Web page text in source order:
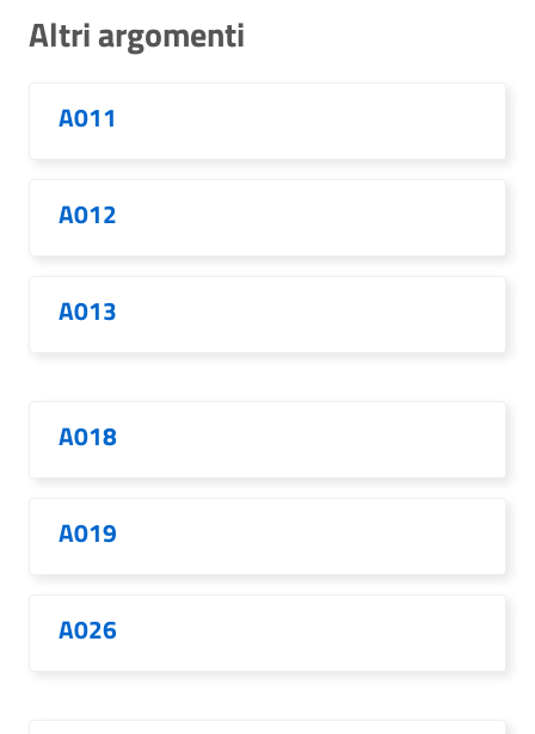
Altri argomenti
A011
A012
A013
A018
A019
A026